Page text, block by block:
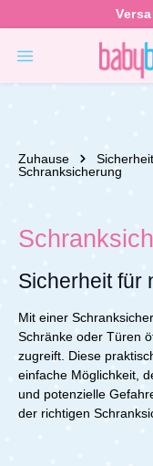
Zuhause Sicherheit
Schranksicherung
Sicherheit für
Mit einer
Schränke oder Türen
zugreift. Diese
einfache Möglichkeit,
und potenzielle
der richtigen